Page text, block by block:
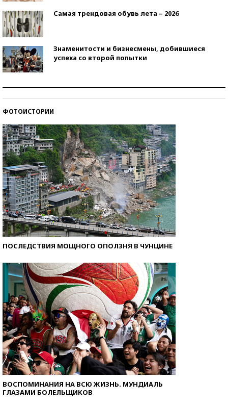
Самая трендовая обувь лета – 2026
Знаменитости и бизнесмены, добившиеся
успеха со второй попытки
ФОТОИСТОРИИ
ПОСЛЕДСТВИЯ МОЩНОГО ОПОЛЗНЯ В ЧУНЦИНЕ
ВОСПОМИНАНИЯ НА ВСЮ ЖИЗНЬ. МУНДИАЛЬ
ГЛАЗАМИ БОЛЕЛЬЩИКОВ